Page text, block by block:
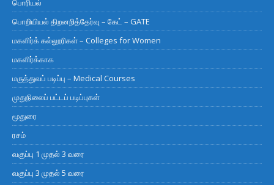
பொரியல்
பொறியியல் திறனறித்தேர்வு – கேட் – GATE
மகளிர்க் கல்லூரிகள் – Colleges for Women
மகளிர்க்காக
மருத்துவப் படிப்பு – Medical Courses
முதுநிலைப் பட்டப் படிப்புகள்
மூதுரை
ரசம்
வகுப்பு 1 முதல் 3 வரை
வகுப்பு 3 முதல் 5 வரை